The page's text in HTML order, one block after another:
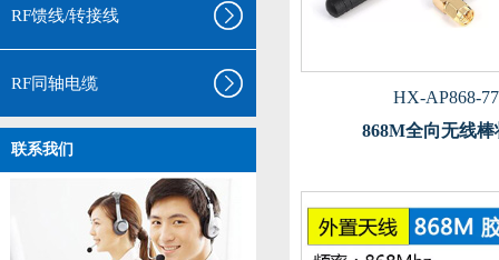
RF馈线/转接线
RF同轴电缆
联系我们
HX-AP868-
868M全向无线